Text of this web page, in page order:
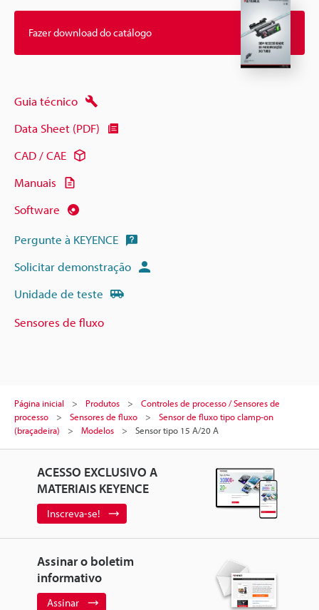
Fazer download do catálogo
Guia técnico
Data Sheet (PDF)
CAD / CAE
Manuais
Software
Pergunte à KEYENCE
Solicitar demonstração
Unidade de teste
Sensores de fluxo
Página inicial Produtos
Controles de processo / Sensores de
processo
Sensores de fluxo
Sensor de fluxo tipo clamp-on
(braçadeira)
Modelos Sensor tipo 15 A/20 A
ACESSO EXCLUSIVO A
MATERIAIS KEYENCE
Inscreva-se!
Assinar o boletim
informativo
Assinar